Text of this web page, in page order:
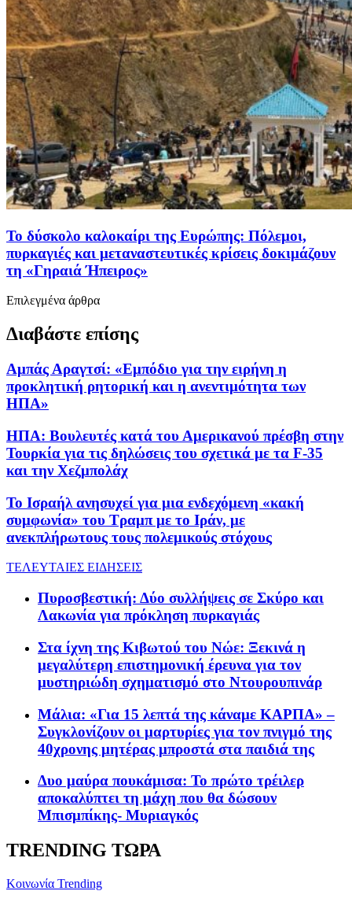
To δύσκολο καλοκαίρι της Ευρώπης: Πόλεμοι,
πυρκαγιές και μεταναστευτικές κρίσεις δοκιμάζουν
τη «Γηραιά Ήπειρος»
Επιλεγμένα άρθρα
Διαβάστε επίσης
Αμπάς Αραγτσί: «Εμπόδιο για την ειρήνη η
προκλητική ρητορική και η ανεντιμότητα των
ΗΠΑ»
ΗΠΑ: Βουλευτές κατά του Αμερικανού πρέσβη στην
Τουρκία για τις δηλώσεις του σχετικά με τα F-35
και την Χεζμπολάχ
Το Ισραήλ ανησυχεί για μια ενδεχόμενη «κακή
συμφωνία» του Τραμπ με το Ιράν, με
ανεκπλήρωτους τους πολεμικούς στόχους
ΤΕΛΕΥΤΑΙΕΣ ΕΙΔΗΣΕΙΣ
Πυροσβεστική: Δύο συλλήψεις σε Σκύρο και
Λακωνία για πρόκληση πυρκαγιάς
Στα ίχνη της Κιβωτού του Νώε: Ξεκινά η
μεγαλύτερη επιστημονική έρευνα για τον
μυστηριώδη σχηματισμό στο Ντουρουπινάρ
Μάλια: «Για 15 λεπτά της κάναμε ΚΑΡΠΑ» –
Συγκλονίζουν οι μαρτυρίες για τον πνιγμό της
40χρονης μητέρας μπροστά στα παιδιά της
Δυο μαύρα πουκάμισα: Το πρώτο τρέιλερ
αποκαλύπτει τη μάχη που θα δώσουν
Μπισμπίκης- Μυριαγκός
TRENDING ΤΩΡΑ
Κοινωνία Trending